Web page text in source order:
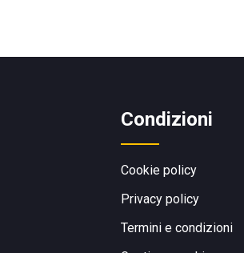
Condizioni
Cookie policy
Privacy policy
Termini e condizioni